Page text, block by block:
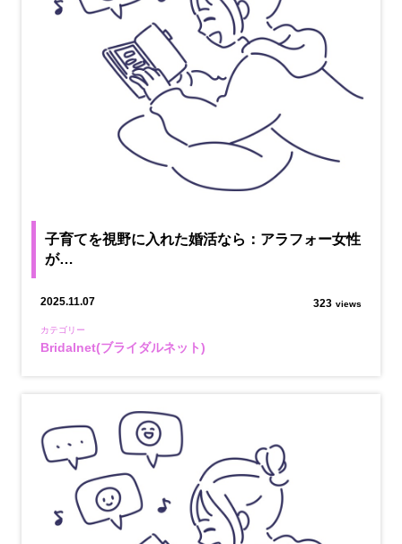
子育てを視野に入れた婚活なら：アラフォー女性
が…
2025.11.07 323 views
カテゴリー
Bridalnet(ブライダルネット)